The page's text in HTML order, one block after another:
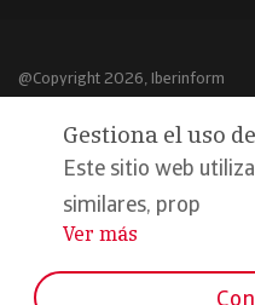
@Copyright 2026, Iberinform
Aviso legal
Política de cookies
Declaración de privacidad
Gestiona el uso
Este sitio web
similares, prop
...
Ver más